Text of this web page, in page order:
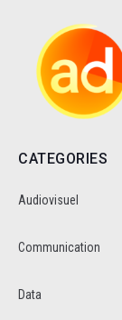
CATEGORIES
Audiovisuel
Communication
Data